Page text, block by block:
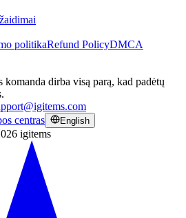
politikaRefund PolicyDMCA
dirba visą parą, kad padėtų
centras English
igitems